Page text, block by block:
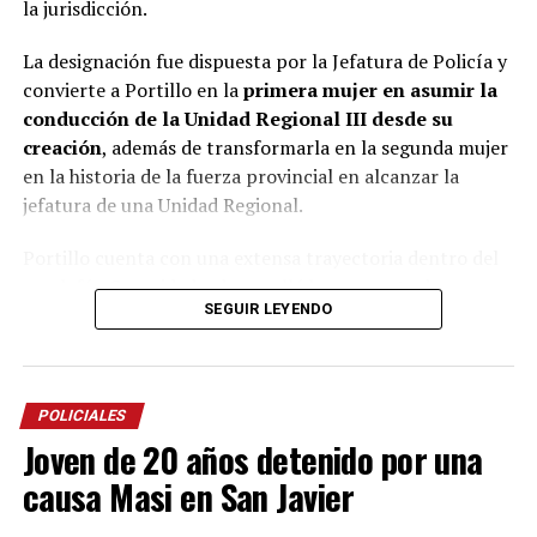
morir.
La mujer llegó a esta instancia en libertad y bajo la
representación del defensor oficialMiguel Ángel Varela
aunque dependiendo de la acusación final que eventualmente
reciba hasta podría ser condenada a prisión perpetua. Eso lo
decidirá, a su debido tiempo, el tribunal presidido por el
magistradoGustavo Berniee integrado por sus pares
la jurisdicción.
La designación fue dispuesta por la Jefatura de Policía y
convierte a Portillo en laprimera mujer en asumir la
conducción de la Unidad Regional III desde su
creación, además de transformarla en la segunda mujer
en la historia de la fuerza provincial en alcanzar la
jefatura de una Unidad Regional.
escalafón Seguridad y desarrolló buena parte de su
carrera en el norte de la provincia, donde ocupó
La nueva jefa inició su carrera en la comisaría Primera
de Puerto Iguazú y posteriormente integró durante casi
once años el área de Operaciones de Eldorado, donde
estuvo al frente de la planificación operativa.
SEGUIR LEYENDO
POLICIALES
Joven de 20 años detenido por una
causa Masi en San Javier